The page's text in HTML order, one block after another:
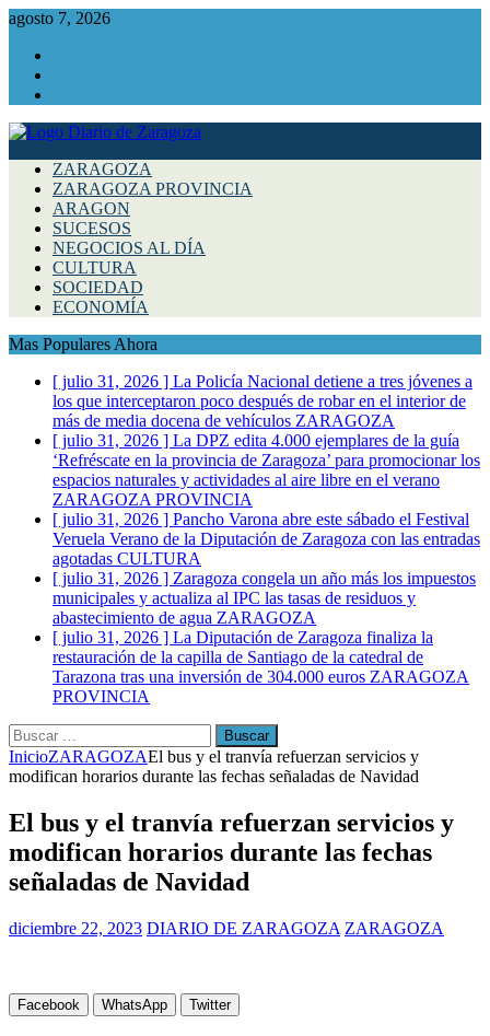
agosto 7, 2026
ZARAGOZA
ZARAGOZA PROVINCIA
ARAGON
SUCESOS
NEGOCIOS AL DÍA
CULTURA
SOCIEDAD
ECONOMÍA
Mas Populares Ahora
[ julio 31, 2026 ] La Policía Nacional detiene a tres jóvenes a
los que interceptaron poco después de robar en el interior de
más de media docena de vehículos ZARAGOZA
[ julio 31, 2026 ] La DPZ edita 4.000 ejemplares de la guía
‘Refréscate en la provincia de Zaragoza’ para promocionar los
espacios naturales y actividades al aire libre en el verano
ZARAGOZA PROVINCIA
[ julio 31, 2026 ] Pancho Varona abre este sábado el Festival
Veruela Verano de la Diputación de Zaragoza con las entradas
agotadas CULTURA
[ julio 31, 2026 ] Zaragoza congela un año más los impuestos
municipales y actualiza al IPC las tasas de residuos y
abastecimiento de agua ZARAGOZA
[ julio 31, 2026 ] La Diputación de Zaragoza finaliza la
restauración de la capilla de Santiago de la catedral de
Tarazona tras una inversión de 304.000 euros ZARAGOZA
PROVINCIA
Buscar:
InicioZARAGOZAEl bus y el tranvía refuerzan servicios y
modifican horarios durante las fechas señaladas de Navidad
El bus y el tranvía refuerzan servicios y
modifican horarios durante las fechas
señaladas de Navidad
diciembre 22, 2023 DIARIO DE ZARAGOZA ZARAGOZA
Facebook WhatsApp Twitter